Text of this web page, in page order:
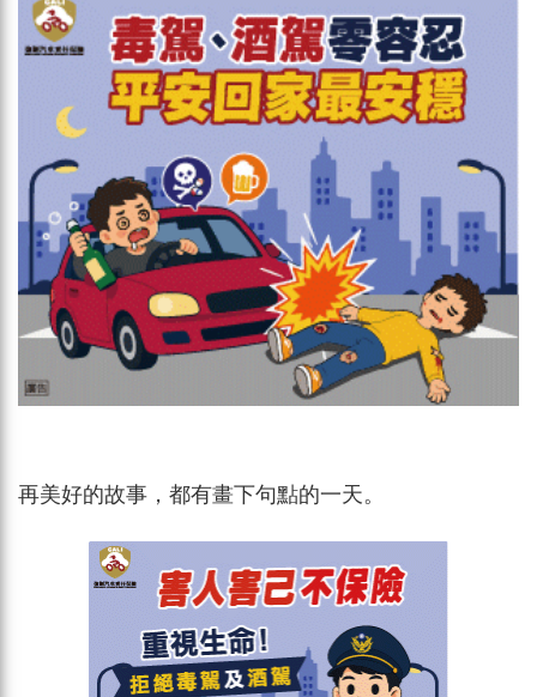
再美好的故事，都有畫下句點的一天。